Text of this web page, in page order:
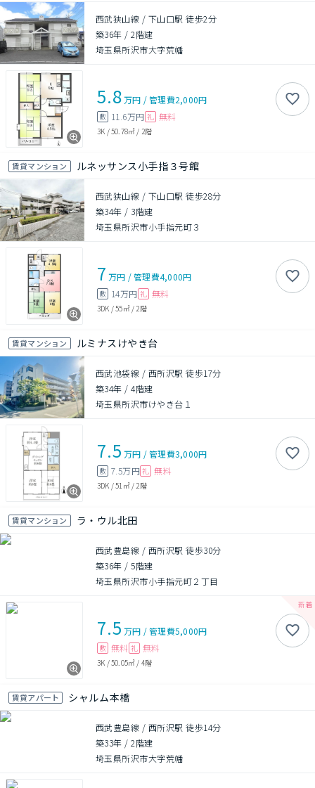
西武狭山線 / 下山口駅 徒歩2分
築36年 /2階建
埼玉県所沢市大字荒幡
5.8万円 /管理費2,000円
敷 11.6万円 礼 無料
3K /50.78㎡ / 2階
賃貸マンション ルネッサンス小手指３号館
西武狭山線 / 下山口駅 徒歩28分
築34年 / 3階建
埼玉県所沢市小手指元町３
7 万円 /管理費4,000円
敷 14万円 礼 無料
3DK /55㎡/ 2階
賃貸マンション ルミナスけやき台
西武池袋線 / 西所沢駅 徒歩17分
築34年 /4階建
埼玉県所沢市けやき台１
7.5 万円 /管理費3,000円
敷 7.5万円 礼 無料
3DK /51㎡/ 2階
賃貸マンション ラ・ウル北田
西武豊島線 / 西所沢駅 徒歩30分
築36年 /5階建
埼玉県所沢市小手指元町２丁目
7.5 万円 /管理費5,000円
敷 無料 礼 無料
3K /50.05㎡ / 4階
賃貸アパート シャルム本橋
西武豊島線 / 西所沢駅 徒歩14分
築33年 /2階建
埼玉県所沢市大字荒幡